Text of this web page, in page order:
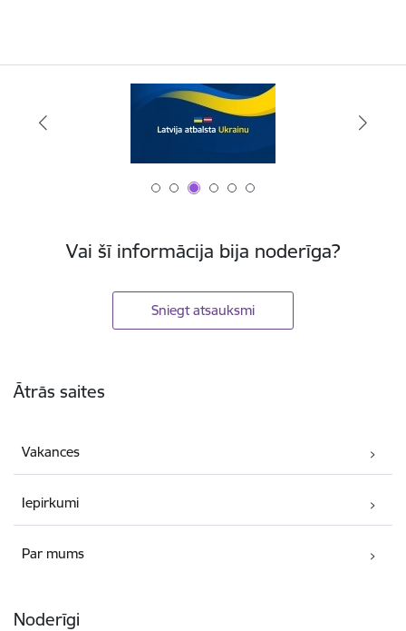
Vai šī informācija bija noderīga?
Sniegt atsauksmi
Ātrās saites
Vakances
Iepirkumi
Par mums
Noderīgi